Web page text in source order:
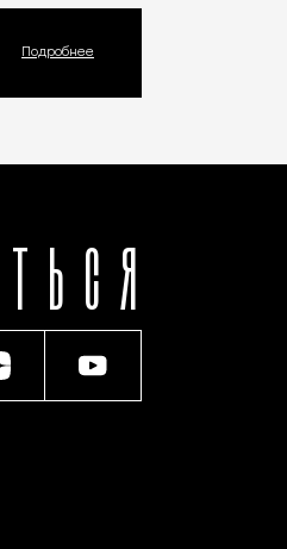
Подробнее